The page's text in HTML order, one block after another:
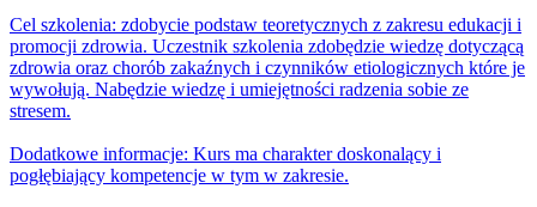
Cel szkolenia: zdobycie podstaw teoretycznych z zakresu edukacji i
promocji zdrowia. Uczestnik szkolenia zdobędzie wiedzę dotyczącą
zdrowia oraz chorób zakaźnych i czynników etiologicznych które je
wywołują. Nabędzie wiedzę i umiejętności radzenia sobie ze
stresem.
Dodatkowe informacje: Kurs ma charakter doskonalący i
pogłębiający kompetencje w tym w zakresie.